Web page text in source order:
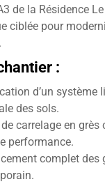
de la Résidence
ciblée pour
:
d’un système
des sols.
carrelage en grès
performance.
complet des